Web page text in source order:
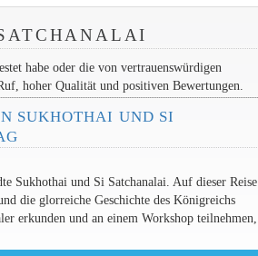
habe oder die von vertrauenswürdigen
hoher Qualität und positiven Bewertungen.
SUKHOTHAI UND SI
Sukhothai und Si Satchanalai. Auf dieser Reise
die glorreiche Geschichte des Königreichs
erkunden und an einem Workshop teilnehmen,